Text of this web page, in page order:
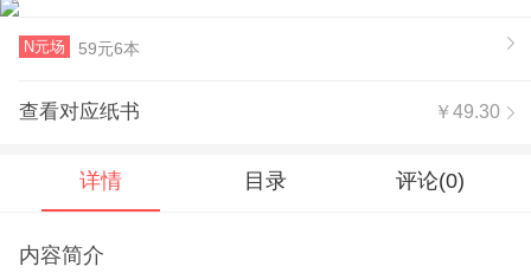
N元场 59元6本
查看对应纸书 ￥49.30
详情 目录 评论(0)
内容简介